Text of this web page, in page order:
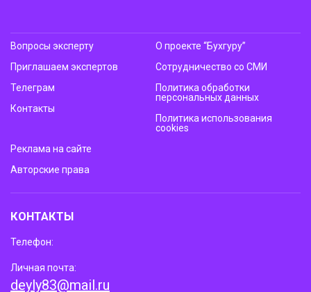
Вопросы эксперту
Приглашаем экспертов
Телеграм
Контакты
О проекте “Бухгуру”
Сотрудничество со СМИ
Политика обработки
персональных данных
Политика использования
cookies
Реклама на сайте
Авторские права
КОНТАКТЫ
Телефон:
Личная почта:
deyly83@mail.ru